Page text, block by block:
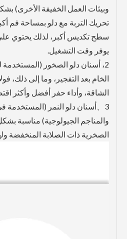
وبيئات العمل الخفيفة الأخرى)
تحريك التربة مع دلو بمساحة فم
سطح تكديس أكبر، لذلك يحتوي
يوفر وقت التشغيل.
2، أسنان دلو الصخور
الخام بعد التفجير، وما إلى ذلك،
الشاقة، وأداء حفر أفضل وأكثر
3、أسنان دلو النمر (المستخدمة
والمناجم الجيولوجية) مناسبة
الصخرية ذات الصلابة المنخفضة